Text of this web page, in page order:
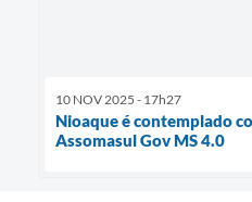
10 NOV 2025 - 17h27
Nioaque é contemplado
Assomasul Gov MS 4.0